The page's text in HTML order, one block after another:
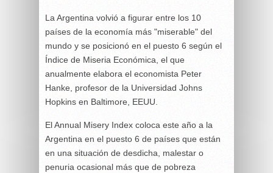
La Argentina volvió a figurar entre los 10
países de la economía más "miserable" del
mundo y se posicionó en el puesto 6 según el
Índice de Miseria Económica, el que
anualmente elabora el economista Peter
Hanke, profesor de la Universidad Johns
Hopkins en Baltimore, EEUU.
El Annual Misery Index coloca este año a la
Argentina en el puesto 6 de países que están
en una situación de desdicha, malestar o
penuria ocasional más que de pobreza